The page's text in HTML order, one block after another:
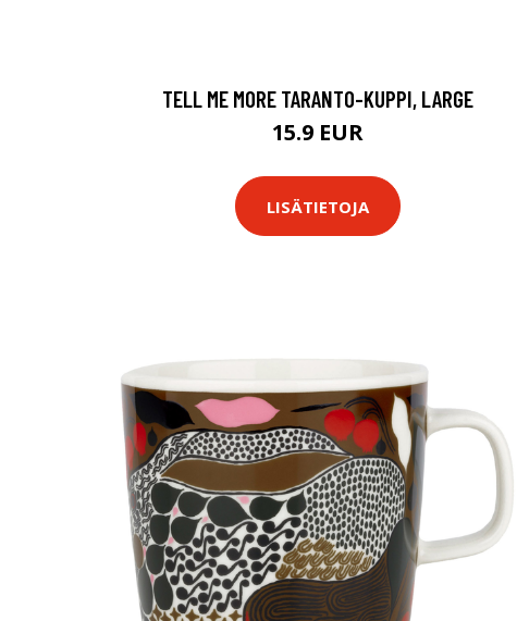
TELL ME MORE TARANTO-KUPPI, LARGE
15.9 EUR
LISÄTIETOJA